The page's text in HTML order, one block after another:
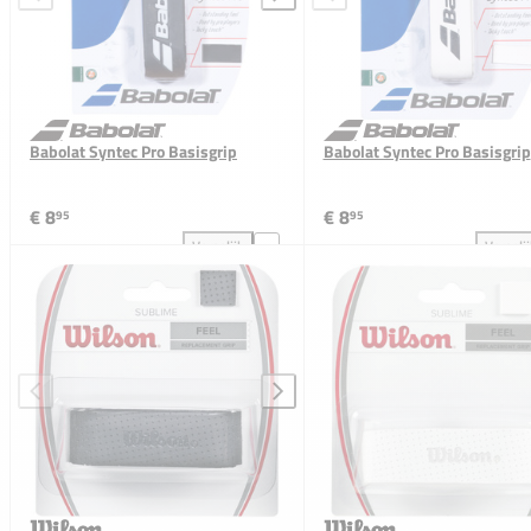
Babolat Syntec Pro Basisgrip
€ 895
Vergelijk
Babolat Syntec Pro Basisgrip toevoegen aan
Babolat Syntec Pro Basisgrip
€ 895